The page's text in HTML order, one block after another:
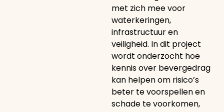
met zich mee voor
waterkeringen,
infrastructuur en
veiligheid. In dit project
wordt onderzocht hoe
kennis over bevergedrag
kan helpen om risico’s
beter te voorspellen en
schade te voorkomen,